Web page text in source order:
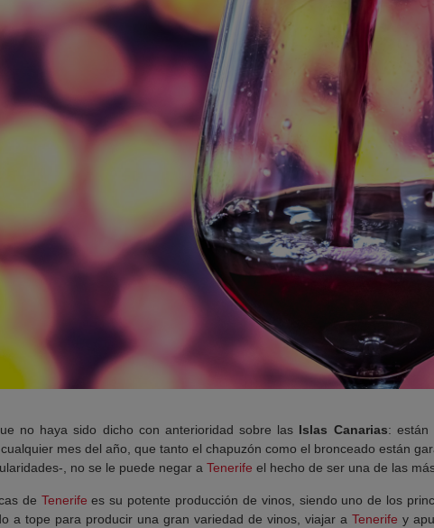
no haya sido dicho con anterioridad sobre las Islas Canarias: están
mes del año, que tanto el chapuzón como el bronceado están
, no se le puede negar a Tenerife el hecho de ser una de las
de Tenerife es su potente producción de vinos, siendo uno de los
a tope para producir una gran variedad de vinos, viajar a Tenerife y